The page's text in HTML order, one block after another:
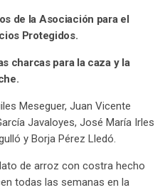
de la Asociación para el
Protegidos.
charcas para la caza y la
Meseguer, Juan Vicente
Javaloyes, José María Irles
y Borja Pérez Lledó.
de arroz con costra hecho
todas las semanas en la